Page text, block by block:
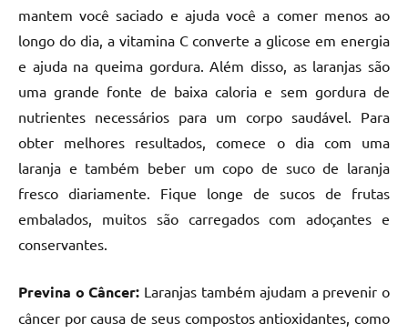
mantem você saciado e ajuda você a comer menos ao
longo do dia, a vitamina C converte a glicose em energia
e ajuda na queima gordura. Além disso, as laranjas são
uma grande fonte de baixa caloria e sem gordura de
nutrientes necessários para um corpo saudável. Para
obter melhores resultados, comece o dia com uma
laranja e também beber um copo de suco de laranja
fresco diariamente. Fique longe de sucos de frutas
embalados, muitos são carregados com adoçantes e
conservantes.
Previna o Câncer: Laranjas também ajudam a prevenir o
câncer por causa de seus compostos antioxidantes, como